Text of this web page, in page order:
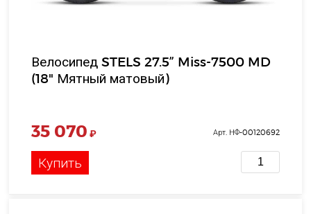
Велосипед STELS 27.5” Miss-7500 MD
(18" Мятный матовый)
35 070 ₽ Арт. НФ-00120692
Купить